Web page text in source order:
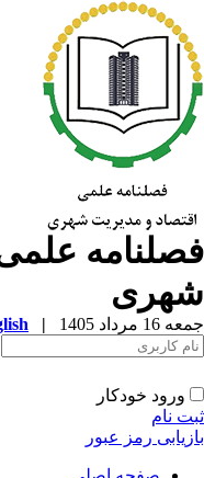
علمی
مرداد 1405 |
ورود خودکار
نام
رمز عبور